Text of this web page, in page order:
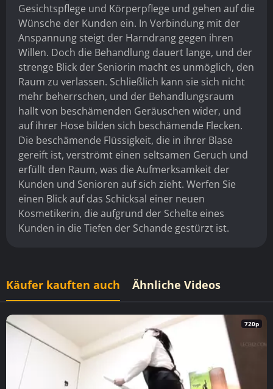
Gesichtspflege und Körperpflege und gehen auf die
Wünsche der Kunden ein. In Verbindung mit der
Anspannung steigt der Harndrang gegen ihren
Willen. Doch die Behandlung dauert lange, und der
strenge Blick der Seniorin macht es unmöglich, den
Raum zu verlassen. Schließlich kann sie sich nicht
mehr beherrschen, und der Behandlungsraum
hallt von beschämenden Geräuschen wider, und
auf ihrer Hose bilden sich beschämende Flecken.
Die beschämende Flüssigkeit, die in ihrer Blase
gereift ist, verströmt einen seltsamen Geruch und
erfüllt den Raum, was die Aufmerksamkeit der
Kunden und Senioren auf sich zieht. Werfen Sie
einen Blick auf das Schicksal einer neuen
Kosmetikerin, die aufgrund der Schelte eines
Kunden in die Tiefen der Schande gestürzt ist.
Käufer kauften auch Ähnliche Videos
720p